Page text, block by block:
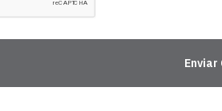
Enviar